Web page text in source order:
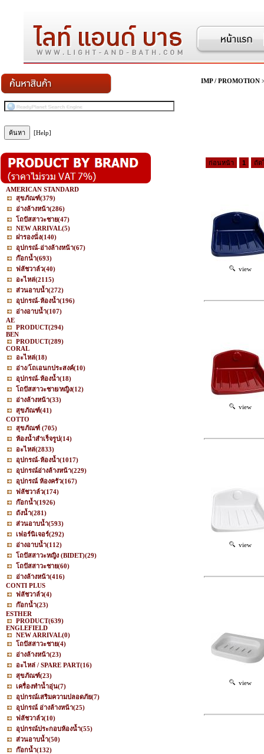
[Help]
AMERICAN STANDARD
สุขภัณฑ์(379)
อ่างล้างหน้า(286)
โถปัสสาวะชาย(47)
NEW ARRIVAL(5)
ฝารองนั่ง(140)
อุปกรณ์-อ่างล้างหน้า(67)
ก๊อกน้ำ(693)
ฟลัชวาล์ว(40)
อะไหล่(2115)
ส่วนอาบน้ำ(272)
อุปกรณ์-ห้องน้ำ(196)
อ่างอาบน้ำ(107)
AE
PRODUCT(294)
BEN
PRODUCT(289)
CORAL
อะไหล่(18)
อ่าง/โถเอนกประสงค์(10)
อุปกรณ์-ห้องน้ำ(18)
โถปัสสาวะชาย/หญิง(12)
อ่างล้างหน้า(33)
สุขภัณฑ์(41)
COTTO
สุขภัณฑ์ (705)
ห้องน้ำสำเร็จรูป(14)
อะไหล่(2833)
อุปกรณ์-ห้องน้ำ(1017)
อุปกรณ์อ่างล้างหน้า(229)
อุปกรณ์ ห้องครัว(167)
ฟลัชวาล์ว(174)
ก๊อกน้ำ(1926)
ถังน้ำ(281)
ส่วนอาบน้ำ(593)
เฟอร์นิเจอร์(292)
อ่างอาบน้ำ(112)
โถปัสสาวะหญิง (BIDET)(29)
โถปัสสาวะชาย(60)
อ่างล้างหน้า(416)
CONTI PLUS
ฟลัชวาล์ว(4)
ก๊อกน้ำ(23)
ESTHER
PRODUCT(639)
ENGLEFIELD
NEW ARRIVAL(0)
โถปัสสาวะชาย(4)
อ่างล้างหน้า(23)
อะไหล่ / SPARE PART(16)
สุขภัณฑ์(23)
เครื่องทำน้ำอุ่น(7)
อุปกรณ์เสริมความปลอดภัย(7)
อุปกรณ์ อ่างล้างหน้า(25)
ฟลัชวาล์ว(10)
อุปกรณ์ประกอบห้องน้ำ(55)
ส่วนอาบน้ำ(50)
ก๊อกน้ำ(132)
IMP / PROMOTION
ก่อนหน้า 1 ถัด
view
view
view
view